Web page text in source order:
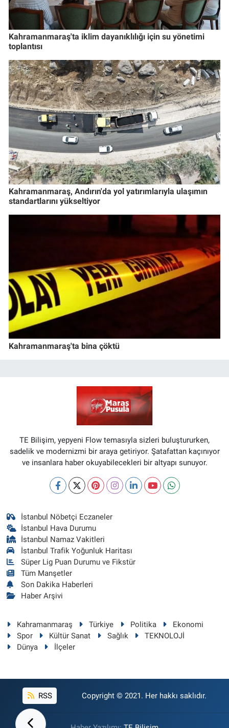
Kahramanmaraş'ta iklim dayanıklılığı için su yönetimi
toplantısı
Kahramanmaraş, Andırın'da yol yatırımlarıyla ulaşımın
standartlarını yükseltiyor
Kahramanmaraş'ta bina çöktü
TE Bilişim, yepyeni Flow temasıyla sizleri buluştururken,
sadelik ve modernizmi bir araya getiriyor. Şatafattan kaçınıyor
ve insanlara haber okuyabilecekleri bir altyapı sunuyor.
İstanbul Nöbetçi Eczaneler
İstanbul Hava Durumu
İstanbul Namaz Vakitleri
İstanbul Trafik Yoğunluk Haritası
Süper Lig Puan Durumu ve Fikstür
Tüm Manşetler
Son Dakika Haberleri
Haber Arşivi
Kahramanmaraş Türkiye Politika
Ekonomi
Spor
Kültür Sanat Sağlık
TEKNOLOJİ
Dünya
İlçeler
RSS Copyright © 2021. Her hakkı saklıdır.